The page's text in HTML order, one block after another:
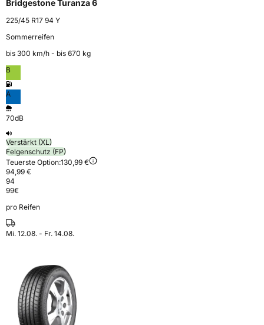
Bridgestone Turanza 6
225/45 R17 94 Y
Sommerreifen
bis 300 km⁠/⁠h - bis 670 kg
B
A
70dB
Verstärkt (XL)
Felgenschutz (FP)
Teuerste Option:130,99 €
94,99 €
94
99€
pro Reifen
Mi. 12.08. - Fr. 14.08.